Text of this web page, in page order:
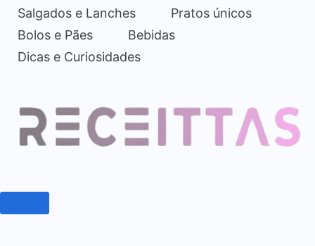
Salgados e Lanches
Pratos únicos
Bolos e Pães
Bebidas
Dicas e Curiosidades